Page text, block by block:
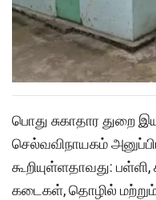
பொது சுகாதார துறை
செல்வவிநாயகம்
கூறியுள்ளதாவது:
கடைகள், தொழில்